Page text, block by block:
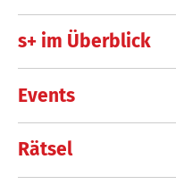
s+ im Überblick
Events
Rätsel